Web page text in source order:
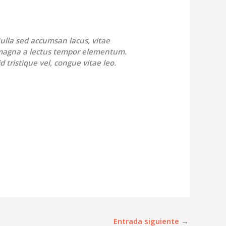
sed accumsan lacus, vitae
a lectus tempor elementum.
tristique vel, congue vitae leo.
Entrada siguiente →